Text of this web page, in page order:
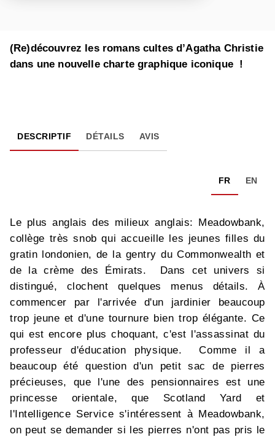
(Re)découvrez les romans cultes d’Agatha Christie
dans une nouvelle charte graphique iconique !
DESCRIPTIF DÉTAILS AVIS
FR EN
Le plus anglais des milieux anglais: Meadowbank,
collège très snob qui accueille les jeunes filles du
gratin londonien, de la gentry du Commonwealth et
de la crème des Émirats. Dans cet univers si
distingué, clochent quelques menus détails. À
commencer par l'arrivée d'un jardinier beaucoup
trop jeune et d'une tournure bien trop élégante. Ce
qui est encore plus choquant, c'est l'assassinat du
professeur d'éducation physique. Comme il a
beaucoup été question d'un petit sac de pierres
précieuses, que l'une des pensionnaires est une
princesse orientale, que Scotland Yard et
l'Intelligence Service s'intéressent à Meadowbank,
on peut se demander si les pierres n'ont pas pris le